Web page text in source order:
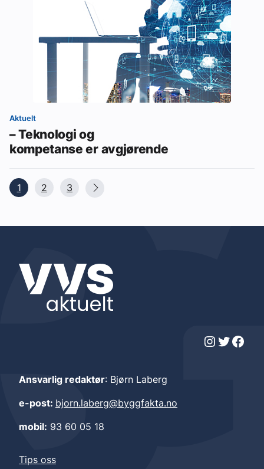
Aktuelt
– Teknologi og
kompetanse er avgjørende
1 2 3
Instagram Twitter Facebook
Ansvarlig redaktør: Bjørn Laberg
e-post: bjorn.laberg@byggfakta.no
mobil: 93 60 05 18
Tips oss